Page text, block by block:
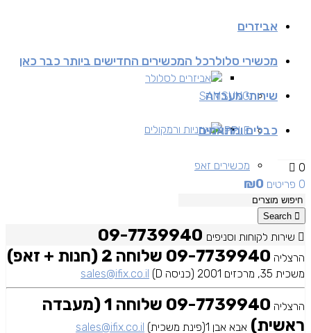
אביזרים
אביזרים לסלולר
אוזניות ורמקולים
מכשירי סלולרכל המכשירים החדישים ביותר כבר כאן
SAMSUNG
APPLE
מכשירים זאפ
שירותי מעבדה
כבלים ומתאמים
0
0 פריטים
₪0
Search
שירות לקוחות וסניפים
הרצליה 09-7739940 שלוחה 2 (חנות + זאפ)
משכית 35, מרכזים 2001 (כניסה D) sales@ifix.co.il
הרצליה
09-7739940 שלוחה 1 (מעבדה
ראשית) אבא אבן 1(פינת משכית) sales@ifix.co.il